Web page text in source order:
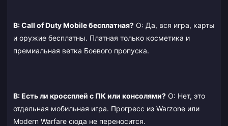
В: Call of Duty Mobile бесплатная? О: Да, вся игра, карты
и оружие бесплатны. Платная только косметика и
премиальная ветка Боевого пропуска.
В: Есть ли кроссплей с ПК или консолями? О: Нет, это
отдельная мобильная игра. Прогресс из Warzone или
Modern Warfare сюда не переносится.